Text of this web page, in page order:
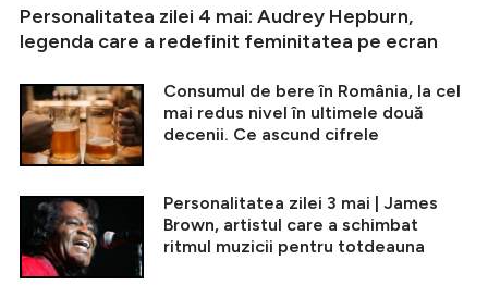
Personalitatea zilei 4 mai: Audrey Hepburn,
legenda care a redefinit feminitatea pe ecran
Consumul de bere în România, la cel
mai redus nivel în ultimele două
decenii. Ce ascund cifrele
Personalitatea zilei 3 mai | James
Brown, artistul care a schimbat
ritmul muzicii pentru totdeauna